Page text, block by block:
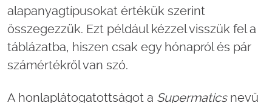
alapanyagtípusokat értékük szerint
összegezzük. Ezt például kézzel visszük fel a
táblázatba, hiszen csak egy hónapról és pár
számértékről van szó.
A honlaplátogatottságot a Supermaticsnevű